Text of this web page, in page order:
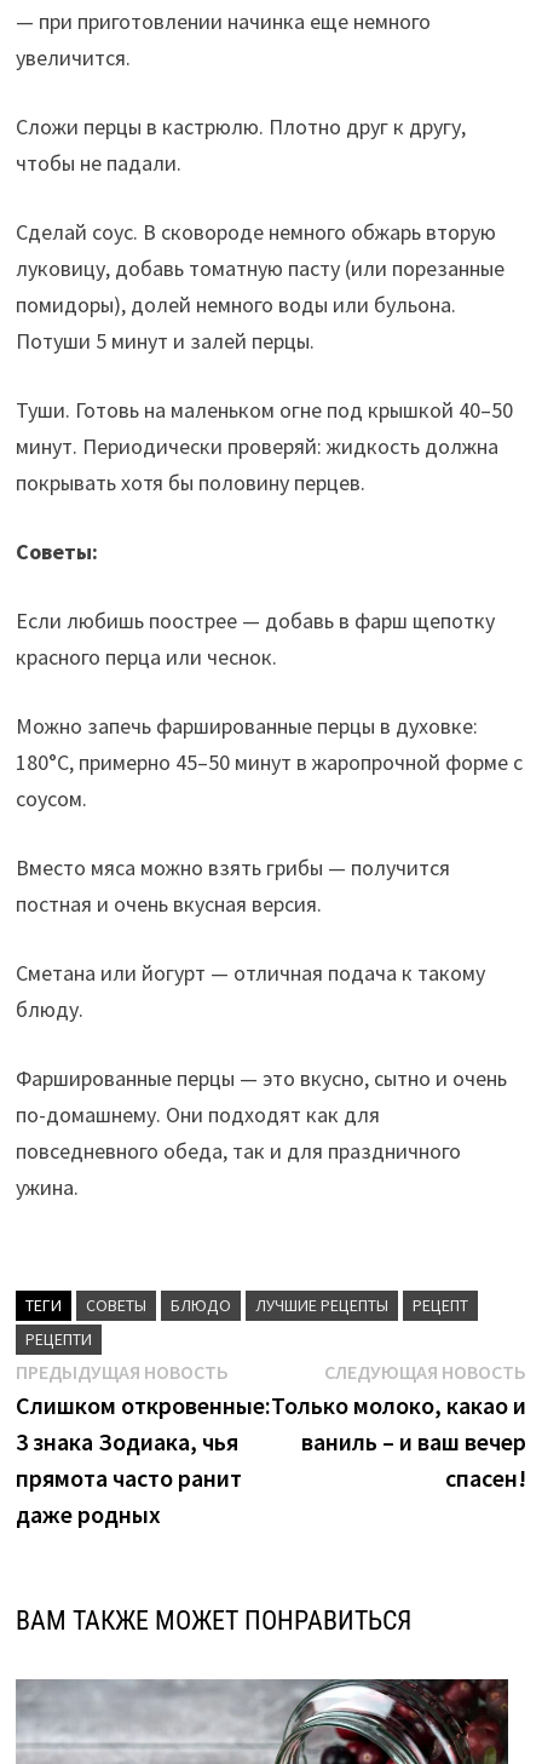
— при приготовлении начинка еще немного
увеличится.
Сложи перцы в кастрюлю. Плотно друг к другу,
чтобы не падали.
Сделай соус. В сковороде немного обжарь вторую
луковицу, добавь томатную пасту (или порезанные
помидоры), долей немного воды или бульона.
Потуши 5 минут и залей перцы.
Туши. Готовь на маленьком огне под крышкой 40–50
минут. Периодически проверяй: жидкость должна
покрывать хотя бы половину перцев.
Советы:
Если любишь поострее — добавь в фарш щепотку
красного перца или чеснок.
Можно запечь фаршированные перцы в духовке:
180°C, примерно 45–50 минут в жаропрочной форме с
соусом.
Вместо мяса можно взять грибы — получится
постная и очень вкусная версия.
Сметана или йогурт — отличная подача к такому
блюду.
Фаршированные перцы — это вкусно, сытно и очень
по-домашнему. Они подходят как для
повседневного обеда, так и для праздничного
ужина.
ТЕГИ CОВЕТЫ БЛЮДО ЛУЧШИЕ РЕЦЕПТЫ
РЕЦЕПТ
РЕЦЕПТИ
Навигация
по
записям
ПРЕДЫДУЩАЯ НОВОСТЬПредыдущая
новость:
Слишком откровенные:
3 знака Зодиака, чья
прямота часто ранит
даже родных
СЛЕДУЮЩАЯ НОВОСТЬ
Только молоко, какао и
ваниль – и ваш вечер
спасен!
ВАМ ТАКЖЕ МОЖЕТ ПОНРАВИТЬСЯ